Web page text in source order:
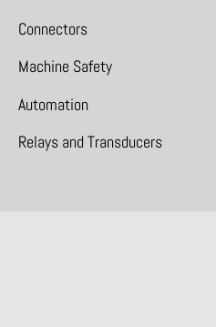
Connectors
Machine Safety
Automation
Relays and Transducers